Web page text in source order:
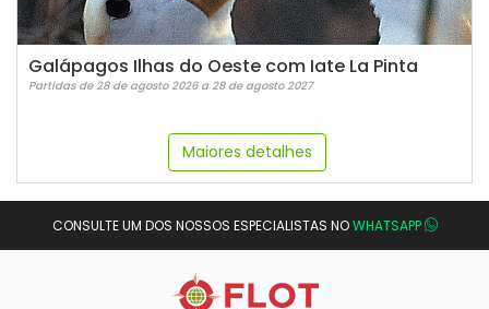
Galápagos Ilhas do Oeste com Iate La Pinta
Partidas de 28 de agosto 2026 a 28 de agosto 2027
Maiores detalhes
CONSULTE UM DOS NOSSOS ESPECIALISTAS NOWHATSAPP